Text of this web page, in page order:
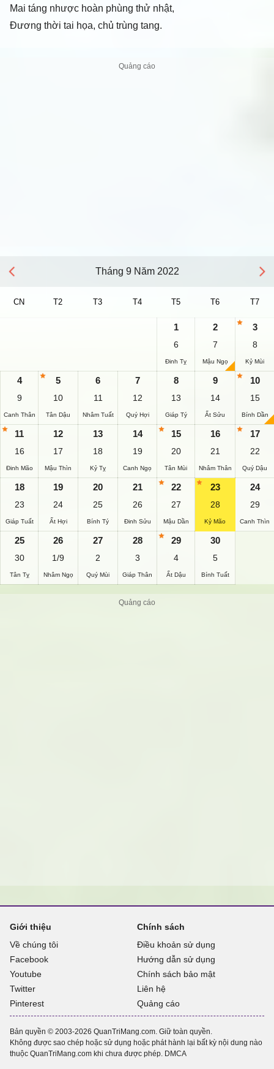
Mai táng nhược hoàn phùng thử nhật,
Đương thời tai họa, chủ trùng tang.
Tháng 9 Năm 2022
CN T2 T3 T4 T5 T6 T7
1
6
Đinh Tỵ
2
7
Mậu Ngọ
3
8
Kỷ Mùi
4
9
Canh Thân
5
10
Tân Dậu
6
11
Nhâm Tuất
7
12
Quý Hợi
8
13
Giáp Tý
9
14
Ất Sửu
10
15
Bính Dần
11
16
Đinh Mão
12
17
Mậu Thìn
13
18
Kỷ Tỵ
14
19
Canh Ngọ
15
20
Tân Mùi
16
21
Nhâm Thân
17
22
Quý Dậu
18
23
Giáp Tuất
19
24
Ất Hợi
20
25
Bính Tý
21
26
Đinh Sửu
22
27
Mậu Dần
23
28
Kỷ Mão
24
29
Canh Thìn
25
30
Tân Tỵ
26
1/9
Nhâm Ngọ
27
2
Quý Mùi
28
3
Giáp Thân
29
4
Ất Dậu
30
5
Bính Tuất
Giới thiệu
Về chúng tôi
Facebook
Youtube
Twitter
Pinterest
Chính sách
Điều khoản sử dụng
Hướng dẫn sử dụng
Chính sách bảo mật
Liên hệ
Quảng cáo
Bản quyền © 2003-2026 QuanTriMang.com. Giữ toàn quyền.
Không được sao chép hoặc sử dụng hoặc phát hành lại bất kỳ nội dung nào
thuộc QuanTriMang.com khi chưa được phép. DMCA